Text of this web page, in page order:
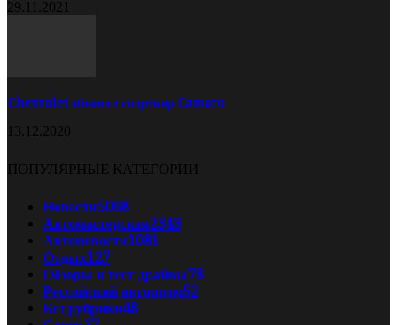
29.11.2021
Chevrolet обновил спорткар Camaro
13.12.2020
ПОПУЛЯРНЫЕ КАТЕГОРИИ
Новости5068
Автомастерская2343
Автоновости1081
Отдых127
Обзоры и тест драйвы78
Российский автопром52
Без рубрики48